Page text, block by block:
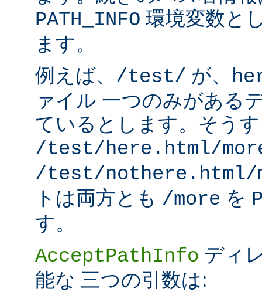
PATH_INFO 環境変数と
ます。
例えば、 /test/ が、
ァイル 一つのみがある
ているとします。そう
/test/here.html/
/test/nothere.html/
トは両方とも /more を
す。
AcceptPathInfo ディ
能な 三つの引数は: